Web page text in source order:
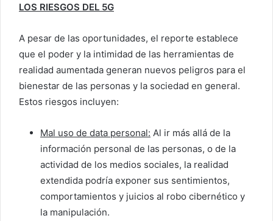
LOS RIESGOS DEL 5G
A pesar de las oportunidades, el reporte establece
que el poder y la intimidad de las herramientas de
realidad aumentada generan nuevos peligros para el
bienestar de las personas y la sociedad en general.
Estos riesgos incluyen:
Mal uso de data personal: Al ir más allá de la
información personal de las personas, o de la
actividad de los medios sociales, la realidad
extendida podría exponer sus sentimientos,
comportamientos y juicios al robo cibernético y
la manipulación.